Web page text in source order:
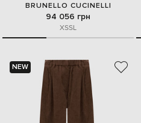
BRUNELLO CUCINELLI
94 056 грн
XSSL
NEW